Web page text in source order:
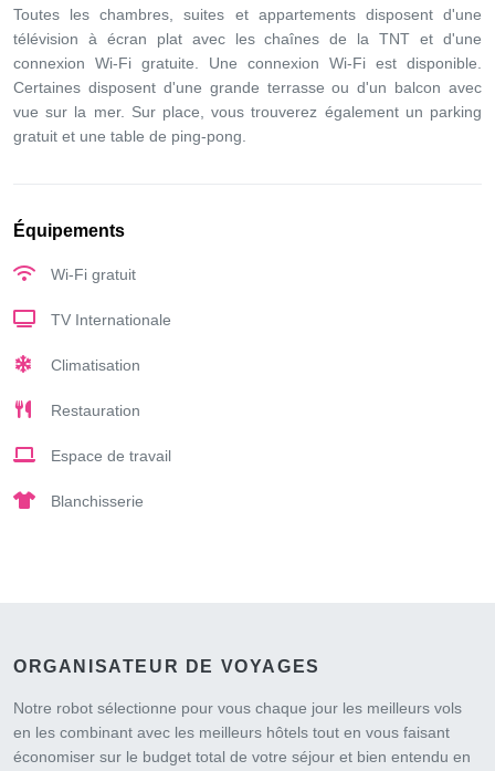
Toutes les chambres, suites et appartements disposent d'une
télévision à écran plat avec les chaînes de la TNT et d'une
connexion Wi-Fi gratuite. Une connexion Wi-Fi est disponible.
Certaines disposent d'une grande terrasse ou d'un balcon avec
vue sur la mer. Sur place, vous trouverez également un parking
gratuit et une table de ping-pong.
Équipements
Wi-Fi gratuit
TV Internationale
Climatisation
Restauration
Espace de travail
Blanchisserie
ORGANISATEUR DE VOYAGES
Notre robot sélectionne pour vous chaque jour les meilleurs vols
en les combinant avec les meilleurs hôtels tout en vous faisant
économiser sur le budget total de votre séjour et bien entendu en